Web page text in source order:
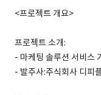
<프로젝트 개요>
프로젝트 소개:
- 마케팅 솔루션 서비스
- 발주사:주식회사 디피